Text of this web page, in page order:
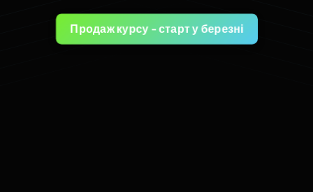
Продаж курсу - старт у березні